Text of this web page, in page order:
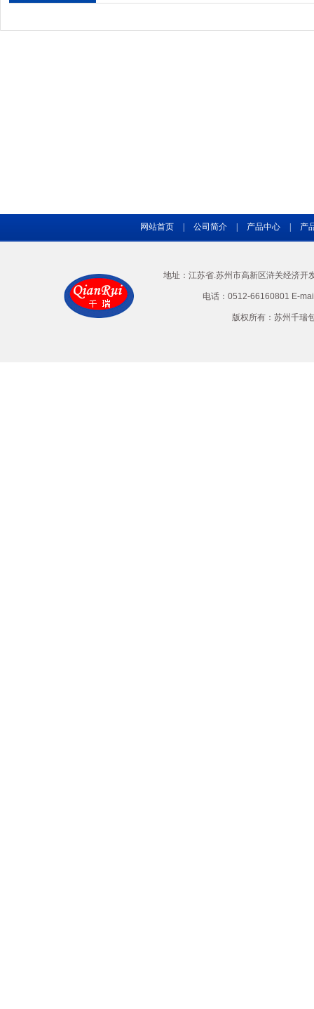
网站首页 公司简介 产品中心 产
地址：江苏省.苏州市高新区浒关经济
电话：0512-66160801 E-
版权所有：苏州千瑞